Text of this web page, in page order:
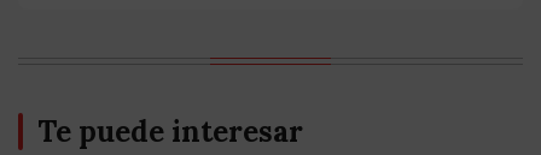
Te puede interesar